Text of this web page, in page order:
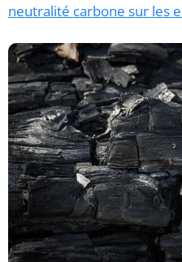
neutralité carbone sur les